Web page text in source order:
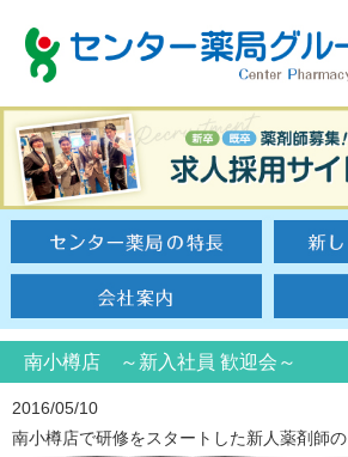
南小樽店 ～新入社員 歓迎会～
2016/05/10
南小樽店で研修をスタートした新人薬剤師の